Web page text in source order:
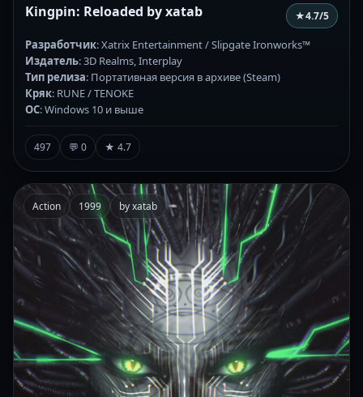
Kingpin: Reloaded by xatab ★4.7/5
Разработчик: Xatrix Entertainment / Slipgate Ironworks™
Издатель: 3D Realms, Interplay
Тип релиза: Портативная версия в архиве (Steam)
Кряк: RUNE / TENOKE
ОС: Windows 10 и выше
497 💬 0 ★ 4.7
Action 1999 by xatab